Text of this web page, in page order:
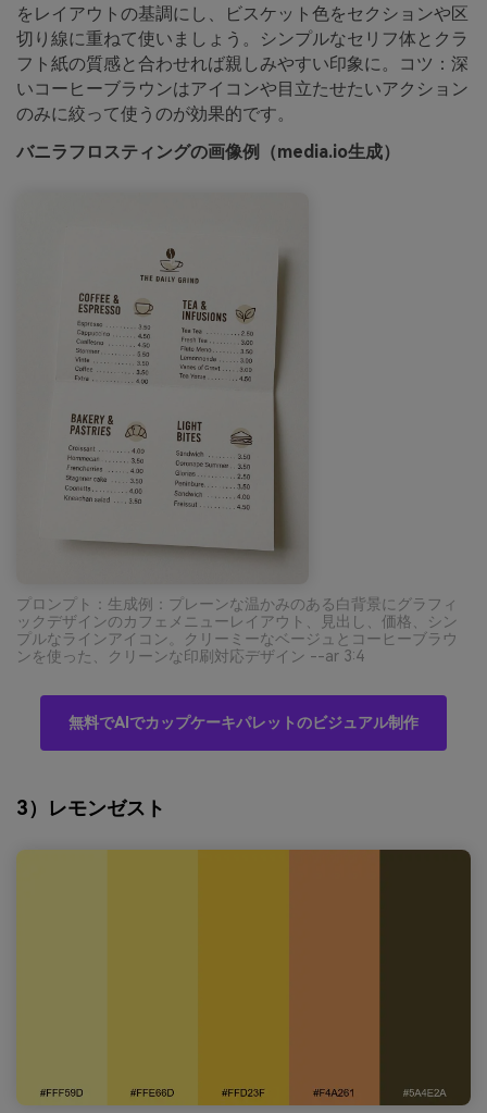
をレイアウトの基調にし、ビスケット色をセクションや区
切り線に重ねて使いましょう。シンプルなセリフ体とクラ
フト紙の質感と合わせれば親しみやすい印象に。コツ：深
いコーヒーブラウンはアイコンや目立たせたいアクション
のみに絞って使うのが効果的です。
バニラフロスティングの画像例（media.io生成）
プロンプト：生成例：プレーンな温かみのある白背景にグラフィ
ックデザインのカフェメニューレイアウト、見出し、価格、シン
プルなラインアイコン。クリーミーなベージュとコーヒーブラウ
ンを使った、クリーンな印刷対応デザイン --ar 3:4
無料でAIでカップケーキパレットのビジュアル制作
3）レモンゼスト